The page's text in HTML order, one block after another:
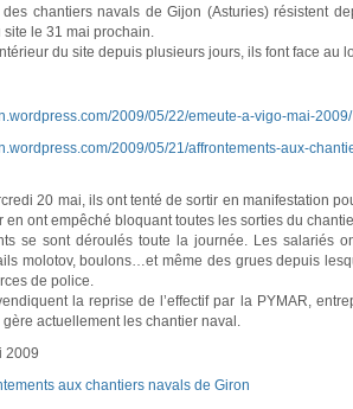
des chantiers navals de Gijon (Asturies) résistent
le 31 mai prochain.
du site depuis plusieurs jours, ils font face au
2009/05/22/emeute-a-vigo-mai-2009/
2009/05/21/affrontements-aux-
20 mai, ils ont tenté de sortir en manifestation
en ont empêché bloquant toutes les sorties du
se sont déroulés toute la journée. Les salariés
molotov, boulons…et même des grues depuis
de police.
la reprise de l’effectif par la PYMAR,
gère actuellement les chantier naval.
2009
aux chantiers navals de Giron